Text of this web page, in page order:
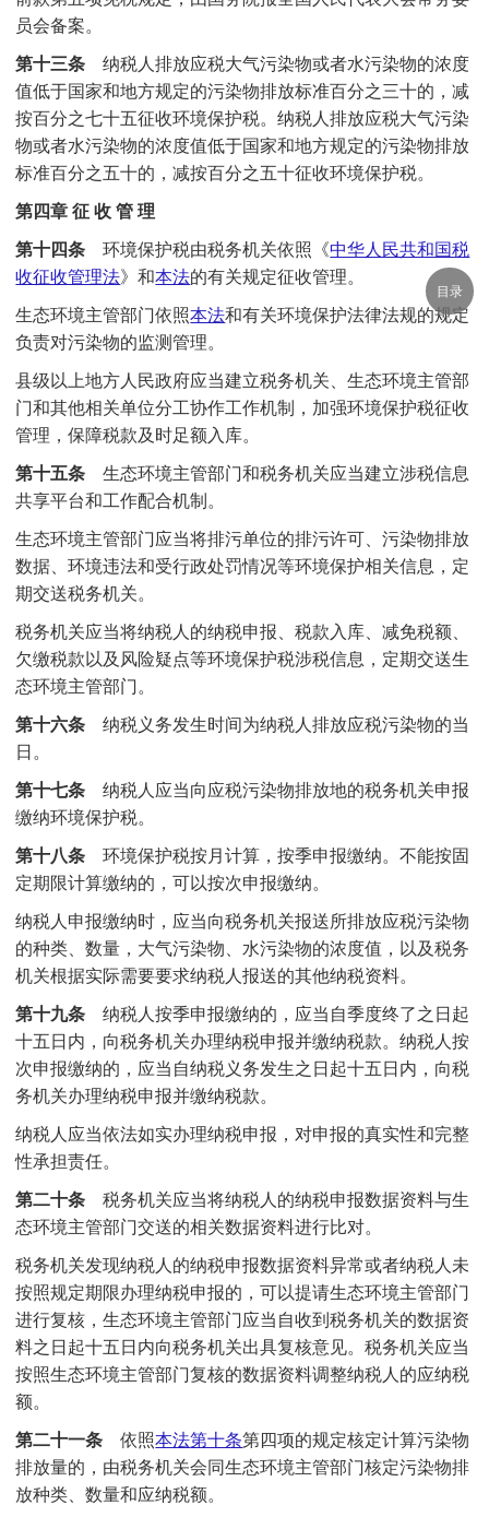
员会备案。
第十三条纳税人排放应税大气污染物或者水污染物的浓度
值低于国家和地方规定的污染物排放标准百分之三十的，减
按百分之七十五征收环境保护税。纳税人排放应税大气污染
物或者水污染物的浓度值低于国家和地方规定的污染物排放
标准百分之五十的，减按百分之五十征收环境保护税。
第四章 征 收 管 理
第十四条环境保护税由税务机关依照《中华人民共和国税
收征收管理法》和本法的有关规定征收管理。
生态环境主管部门依照本法和有关环境保护法律法规的规定
负责对污染物的监测管理。
县级以上地方人民政府应当建立税务机关、生态环境主管部
门和其他相关单位分工协作工作机制，加强环境保护税征收
管理，保障税款及时足额入库。
第十五条生态环境主管部门和税务机关应当建立涉税信息
共享平台和工作配合机制。
生态环境主管部门应当将排污单位的排污许可、污染物排放
数据、环境违法和受行政处罚情况等环境保护相关信息，定
期交送税务机关。
税务机关应当将纳税人的纳税申报、税款入库、减免税额、
欠缴税款以及风险疑点等环境保护税涉税信息，定期交送生
态环境主管部门。
第十六条纳税义务发生时间为纳税人排放应税污染物的当
日。
第十七条纳税人应当向应税污染物排放地的税务机关申报
缴纳环境保护税。
第十八条环境保护税按月计算，按季申报缴纳。不能按固
定期限计算缴纳的，可以按次申报缴纳。
纳税人申报缴纳时，应当向税务机关报送所排放应税污染物
的种类、数量，大气污染物、水污染物的浓度值，以及税务
机关根据实际需要要求纳税人报送的其他纳税资料。
第十九条纳税人按季申报缴纳的，应当自季度终了之日起
十五日内，向税务机关办理纳税申报并缴纳税款。纳税人按
次申报缴纳的，应当自纳税义务发生之日起十五日内，向税
务机关办理纳税申报并缴纳税款。
纳税人应当依法如实办理纳税申报，对申报的真实性和完整
性承担责任。
第二十条税务机关应当将纳税人的纳税申报数据资料与生
态环境主管部门交送的相关数据资料进行比对。
税务机关发现纳税人的纳税申报数据资料异常或者纳税人未
按照规定期限办理纳税申报的，可以提请生态环境主管部门
进行复核，生态环境主管部门应当自收到税务机关的数据资
料之日起十五日内向税务机关出具复核意见。税务机关应当
按照生态环境主管部门复核的数据资料调整纳税人的应纳税
额。
第二十一条依照本法第十条第四项的规定核定计算污染物
排放量的，由税务机关会同生态环境主管部门核定污染物排
放种类、数量和应纳税额。
目录